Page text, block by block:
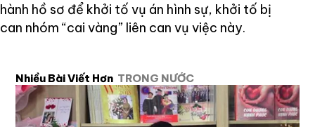
hành hồ sơ để khởi tố vụ án hình sự, khởi tố bị
can nhóm “cai vàng” liên can vụ việc này.
Nhiều Bài Viết Hơn TRONG NƯỚC